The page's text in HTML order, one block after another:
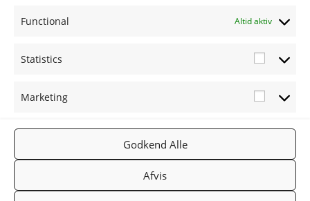
Functional Altid aktiv
Statistics
Marketing
Godkend Alle
Afvis
Twinheat Anlæg
T
TWINHEA
Gå til
Twinheat.
nyhedsbr